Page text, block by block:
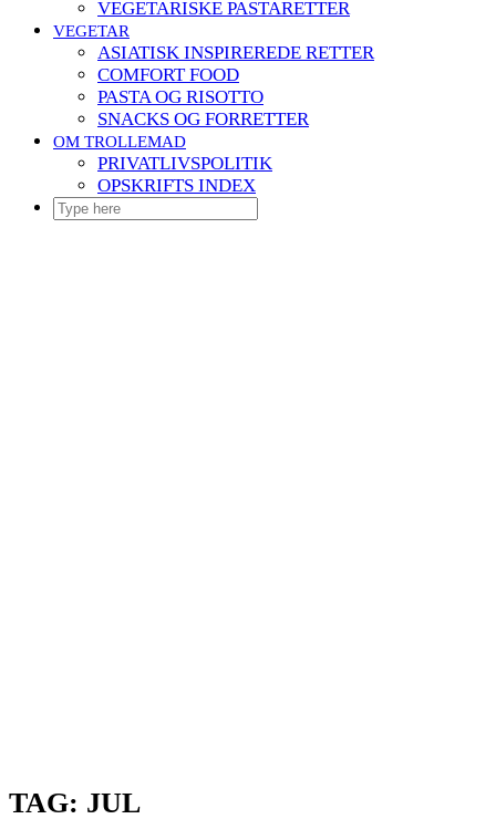
VEGETARISKE PASTARETTER
VEGETAR
ASIATISK INSPIREREDE RETTER
COMFORT FOOD
PASTA OG RISOTTO
SNACKS OG FORRETTER
OM TROLLEMAD
PRIVATLIVSPOLITIK
OPSKRIFTS INDEX
TAG: JUL